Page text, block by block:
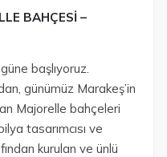
BAHÇESİ –
başlıyoruz.
günümüz Marakeş’in
Majorelle bahçeleri
tasarımcısı ve
kurulan ve ünlü